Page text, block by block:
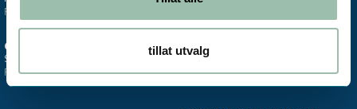
tillat utvalg
Finn oss >
OSLO
Salgskontor instrumentering
Finn oss >
MJØNDALEN
Salg og service - Vannkvalitet
Finn oss >